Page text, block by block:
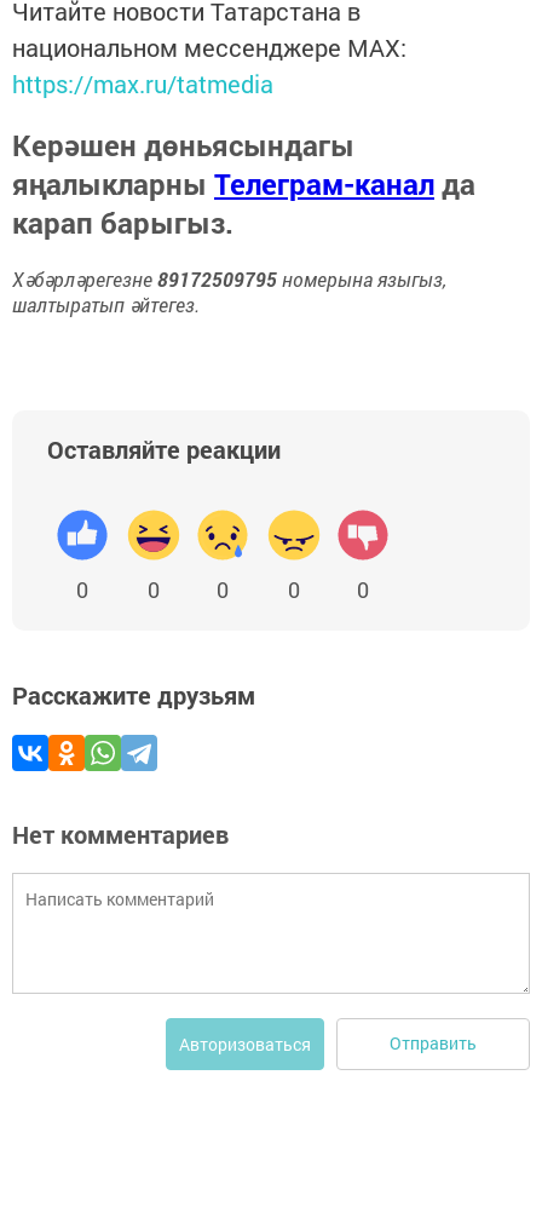
Читайте новости Татарстана в
национальном мессенджере MАХ:
https://max.ru/tatmedia
Керәшен дөньясындагы
яңалыкларны Телеграм-каналда
карап барыгыз.
Хәбәрләрегезне89172509795номерына языгыз,
шалтыратып әйтегез.
Оставляйте реакции
0 0 0 0 0
Расскажите друзьям
Нет комментариев
Авторизоваться Отправить